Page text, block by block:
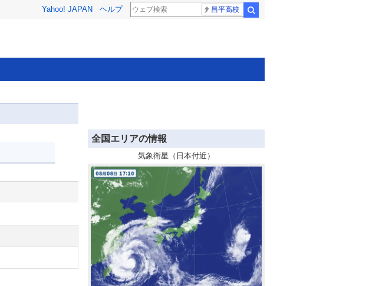
Yahoo! JAPAN ヘルプ 昌平高校
全国エリアの情報
気象衛星（日本付近）